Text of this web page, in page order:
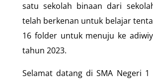
satu sekolah binaan dari
telah berkenan untuk belajar
16 folder untuk menuju ke
tahun 2023.
Selamat datang di SMA Negeri 1